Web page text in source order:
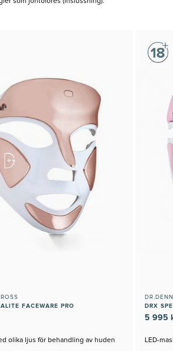
FACEWARE PRO
olika ljus för behandling av huden
5 995
LED-